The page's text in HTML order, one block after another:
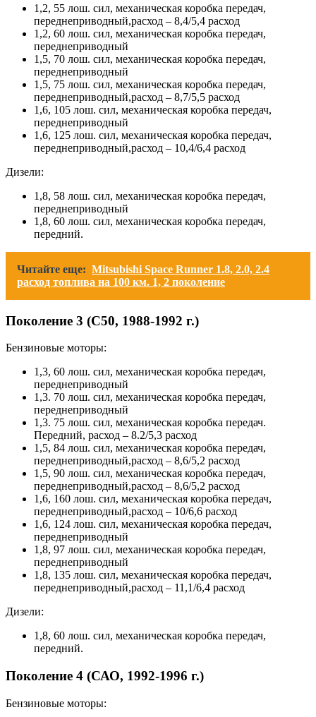
1,2, 55 лош. сил, механическая коробка передач,
переднеприводный,расход – 8,4/5,4 расход
1,2, 60 лош. сил, механическая коробка передач,
переднеприводный
1,5, 70 лош. сил, механическая коробка передач,
переднеприводный
1,5, 75 лош. сил, механическая коробка передач,
переднеприводный,расход – 8,7/5,5 расход
1,6, 105 лош. сил, механическая коробка передач,
переднеприводный
1,6, 125 лош. сил, механическая коробка передач,
переднеприводный,расход – 10,4/6,4 расход
Дизели:
1,8, 58 лош. сил, механическая коробка передач,
переднеприводный
1,8, 60 лош. сил, механическая коробка передач,
передний.
Читайте еще: Mitsubishi Space Runner 1.8, 2.0, 2.4
расход топлива на 100 км. 1, 2 поколение
Поколение 3 (С50, 1988-1992 г.)
Бензиновые моторы:
1,3, 60 лош. сил, механическая коробка передач,
переднеприводный
1,3. 70 лош. сил, механическая коробка передач,
переднеприводный
1,3. 75 лош. сил, механическая коробка передач.
Передний, расход – 8.2/5,3 расход
1,5, 84 лош. сил, механическая коробка передач,
переднеприводный,расход – 8,6/5,2 расход
1,5, 90 лош. сил, механическая коробка передач,
переднеприводный,расход – 8,6/5,2 расход
1,6, 160 лош. сил, механическая коробка передач,
переднеприводный,расход – 10/6,6 расход
1,6, 124 лош. сил, механическая коробка передач,
переднеприводный
1,8, 97 лош. сил, механическая коробка передач,
переднеприводный
1,8, 135 лош. сил, механическая коробка передач,
переднеприводный,расход – 11,1/6,4 расход
Дизели:
1,8, 60 лош. сил, механическая коробка передач,
передний.
Поколение 4 (САО, 1992-1996 г.)
Бензиновые моторы: